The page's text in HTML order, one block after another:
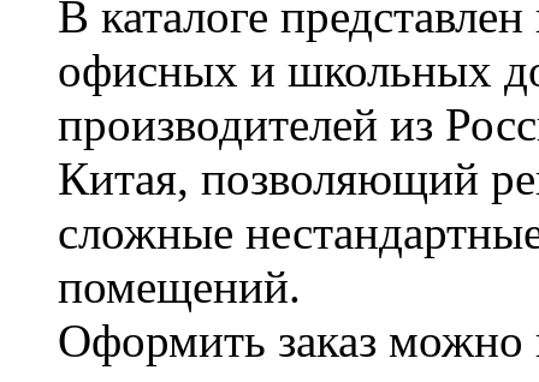
В каталоге
офисных и школьных
производителей из
Китая, позволяющий
сложные
помещений.
Оформить заказ можно